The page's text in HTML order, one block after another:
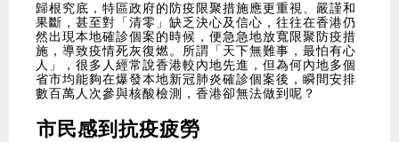
歸根究底，特區政府的防疫限聚措施應更重視、嚴謹和
果斷，甚至對「清零」缺乏決心及信心，往往在香港仍
然出現本地確診個案的時候，便急急地放寬限聚防疫措
施，導致疫情死灰復燃。所謂「天下無難事，最怕有心
人」，很多人經常說香港較內地先進，但為何內地多個
省市均能夠在爆發本地新冠肺炎確診個案後，瞬間安排
數百萬人次參與核酸檢測，香港卻無法做到呢？
市民感到抗疫疲勞